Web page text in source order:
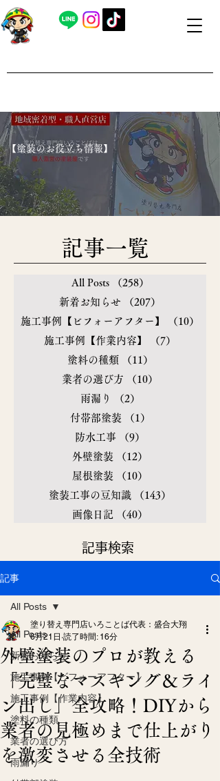
​【塗装のお役立ち情報】
​記事一覧
All Posts （258）
新着お知らせ
（207）
施工事例【ビフォーアフター】
（10）
施工事例【作業内容】
（7）
塗料の種類
（11）
業者の選び方
（10）
雨漏り
（2）
付帯部塗装
（1）
防水工事
（9）
外壁塗装
（12）
屋根塗装
（10）
塗装工事の豆知識
（143）
画像日記
（40）
​記事検索
記事
All Posts
新着お知らせ
施工事例【ビフォーアフター】
施工事例【作業内容】
塗料の種類
業者の選び方
雨漏り
All Posts
外壁塗装のプロが教える
「完璧なマスキング＆ライ
ン出し」全攻略！DIYから
業者の見極めまで仕上がり
を激変させる全技術
塗り替え専門店いろことば代表：盛合大翔
6月21日 読了時間: 16分